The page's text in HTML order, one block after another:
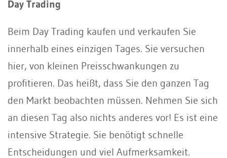
Day Trading
Beim Day Trading kaufen und verkaufen Sie
innerhalb eines einzigen Tages. Sie versuchen
hier, von kleinen Preisschwankungen zu
profitieren. Das heißt, dass Sie den ganzen Tag
den Markt beobachten müssen. Nehmen Sie sich
an diesen Tag also nichts anderes vor! Es ist eine
intensive Strategie. Sie benötigt schnelle
Entscheidungen und viel Aufmerksamkeit.